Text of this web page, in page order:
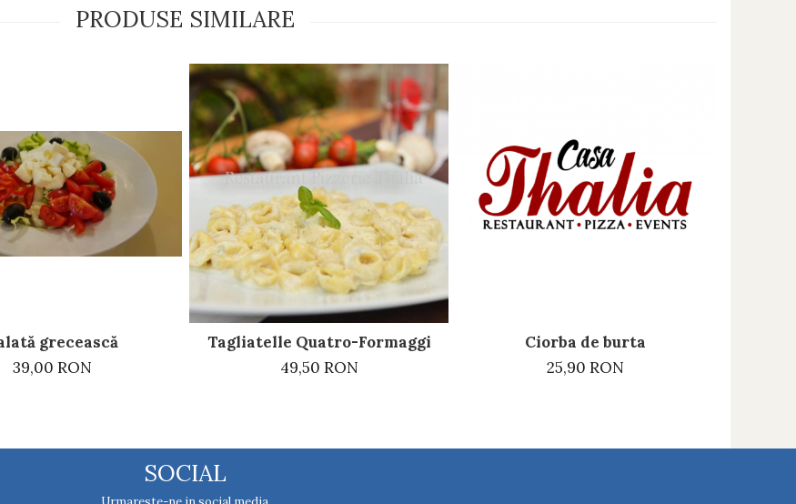
PRODUSE SIMILARE
grecească
39,00 RON
Tagliatelle Quatro-Formaggi
49,50 RON
Ciorba de burta
25,90 RON
SOCIAL